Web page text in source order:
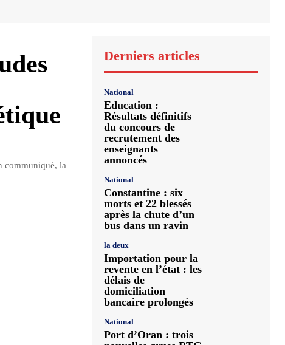
communiqué, la
Derniers articles
National
Education :
Résultats définitifs
du concours de
recrutement des
enseignants
annoncés
National
Constantine : six
morts et 22 blessés
après la chute d’un
bus dans un ravin
la deux
Importation pour la
revente en l’état : les
délais de
domiciliation
bancaire prolongés
National
Port d’Oran : trois